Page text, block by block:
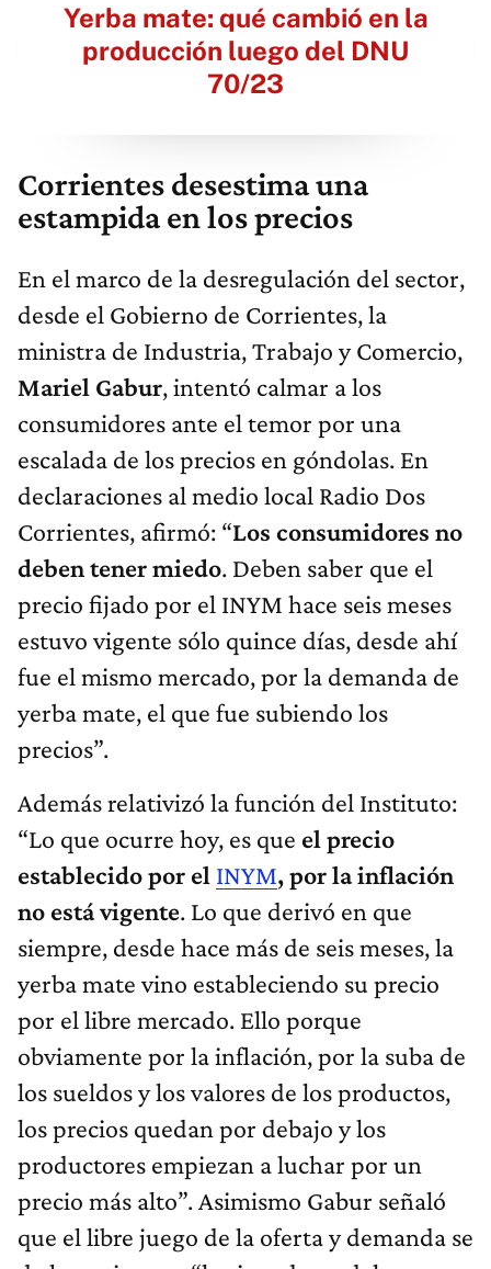
Yerba mate: qué cambió en la
producción luego del DNU
70/23
Corrientes desestima una
estampida en los precios
En el marco de la desregulación del sector,
desde el Gobierno de Corrientes, la
ministra de Industria, Trabajo y Comercio,
Mariel Gabur, intentó calmar a los
consumidores ante el temor por una
escalada de los precios en góndolas. En
declaraciones al medio local Radio Dos
Corrientes, afirmó: “Los consumidores no
deben tener miedo. Deben saber que el
precio fijado por el INYM hace seis meses
estuvo vigente sólo quince días, desde ahí
fue el mismo mercado, por la demanda de
yerba mate, el que fue subiendo los
precios”.
Además relativizó la función del Instituto:
“Lo que ocurre hoy, es que el precio
establecido por el INYM, por la inflación
no está vigente. Lo que derivó en que
siempre, desde hace más de seis meses, la
yerba mate vino estableciendo su precio
por el libre mercado. Ello porque
obviamente por la inflación, por la suba de
los sueldos y los valores de los productos,
los precios quedan por debajo y los
productores empiezan a luchar por un
precio más alto”. Asimismo Gabur señaló
que el libre juego de la oferta y demanda se